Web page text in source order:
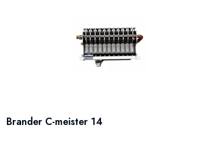
Brander C-meister 14